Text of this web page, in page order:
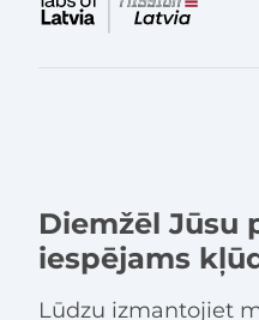
Diemžēl Jūsu
iespējams
Lūdzu izmantojiet